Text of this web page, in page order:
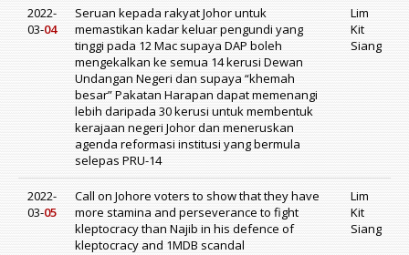
2022-
03-04
Seruan kepada rakyat Johor untuk
memastikan kadar keluar pengundi yang
tinggi pada 12 Mac supaya DAP boleh
mengekalkan ke semua 14 kerusi Dewan
Undangan Negeri dan supaya “khemah
besar” Pakatan Harapan dapat memenangi
lebih daripada 30 kerusi untuk membentuk
kerajaan negeri Johor dan meneruskan
agenda reformasi institusi yang bermula
selepas PRU-14
Lim
Kit
Siang
2022-
03-05
Call on Johore voters to show that they have
more stamina and perseverance to fight
kleptocracy than Najib in his defence of
kleptocracy and 1MDB scandal
Lim
Kit
Siang